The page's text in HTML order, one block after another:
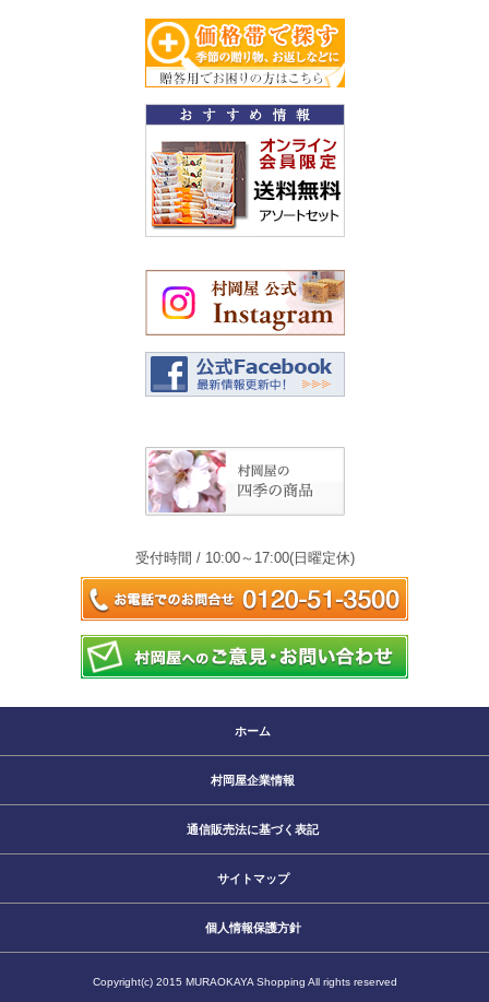
受付時間 / 10:00～17:00(日曜定休)
ホーム
村岡屋企業情報
通信販売法に基づく表記
サイトマップ
個人情報保護方針
Copyright(c) 2015 MURAOKAYA Shopping All rights reserved